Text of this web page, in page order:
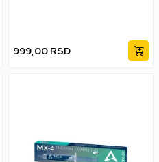
999,00 RSD